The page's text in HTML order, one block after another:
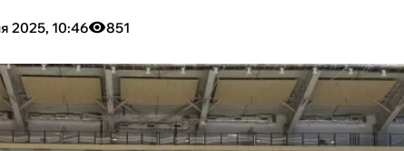
2025, 10:46 851